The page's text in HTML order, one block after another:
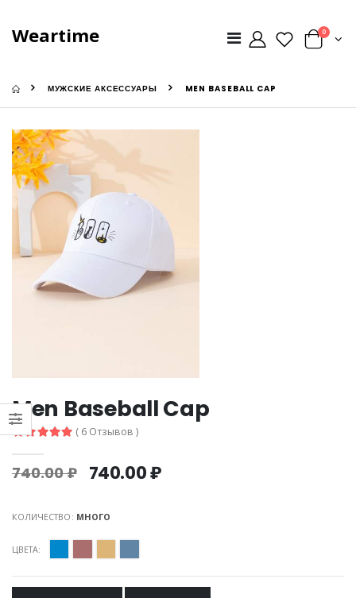
Weartime 0
МУЖСКИЕ АКСЕССУАРЫ MEN BASEBALL CAP
Men Baseball Cap
( 6 Отзывов )
740.00 ₽ 740.00 ₽
КОЛИЧЕСТВО: МНОГО
ЦВЕТА: